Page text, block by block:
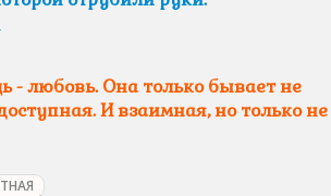
- любовь. Она только бывает не
И взаимная, но только не